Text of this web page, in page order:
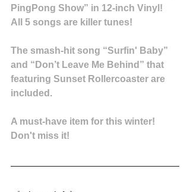
PingPong Show” in 12-inch Vinyl!
All 5 songs are killer tunes!
The smash-hit song “Surfin' Baby”
and “Don’t Leave Me Behind” that
featuring Sunset Rollercoaster are
included.
A must-have item for this winter!
Don't miss it!